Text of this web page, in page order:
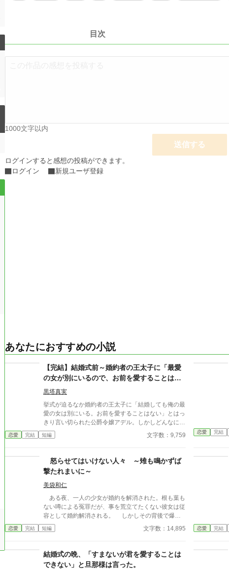
目次
1000文字以内
送信する
ログインすると感想の投稿ができます。
ログイン
新規ユーザ登録
あなたにおすすめの小説
【完結】結婚式前～婚約者の王太子に「最愛
の女が別にいるので、お前を愛することはな
い」と言われました～
黒塔真実
挙式が迫るなか婚約者の王太子に「結婚しても俺の最
愛の女は別にいる。お前を愛することはない」とはっ
きり言い切られた公爵令嬢アデル。しかしどんなに婚
約者としてないがしろにされても女性としての誇りを
傷つけられても彼女は平気だった。なぜなら大切な
卒業ダンスパーティーの夜、アデルはかつてない、世
にも酷い仕打ちを受けるのだった―― ※神視点。■
なろうにも別タイトルで重複投稿←【ジャンル日間4
位】。
恋愛 完結 短編 文字数：9,759 恋愛 完結
怒らせてはいけない人々 ～雉も鳴かずば
撃たれまいに～
美袋和仁
ある夜、一人の少女が婚約を解消された。根も葉も
ない噂による冤罪だが、事を荒立てたくない彼女は従
容として婚約解消される。 しかしその背後で爆音
が轟き、一人の男性が姿を見せた。彼は少女の父親。
怒らせてはならない人々に繋がる少女の婚約解消
き。御笑覧下さると幸いです。
恋愛 完結 短編 文字数：14,895 恋愛 完結
結婚式の晩、「すまないが君を愛することは
できない」と旦那様は言った。